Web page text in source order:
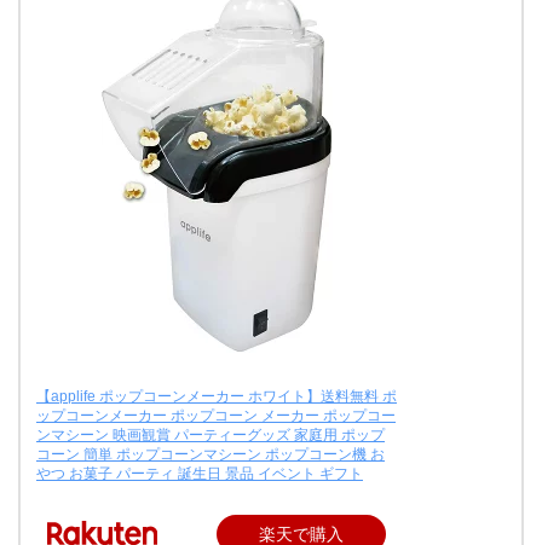
【applife ポップコーンメーカー ホワイト】送料無料 ポ
ップコーンメーカー ポップコーン メーカー ポップコー
ンマシーン 映画観賞 パーティーグッズ 家庭用 ポップ
コーン 簡単 ポップコーンマシーン ポップコーン機 お
やつ お菓子 パーティ 誕生日 景品 イベント ギフト
楽天で購入